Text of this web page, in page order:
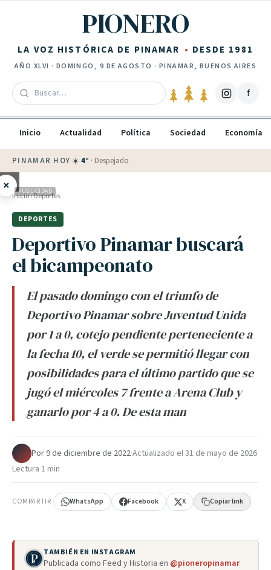
PIONERO
LA VOZ HISTÓRICA DE PINAMAR DESDE 1981
AÑO XLVI · DOMINGO, 9 DE AGOSTO · PINAMAR, BUENOS AIRES
f
Inicio Actualidad Política Sociedad Economía
PINAMAR HOY·💵 Dólar blue$1525
× PUBLICIDAD
Inicio›Deportes
DEPORTES
Deportivo Pinamar buscará
el bicampeonato
El pasado domingo con el triunfo de
Deportivo Pinamar sobre Juventud Unida
por 1 a 0, cotejo pendiente perteneciente a
la fecha 10, el verde se permitió llegar con
posibilidades para el último partido que se
jugó el miércoles 7 frente a Arena Club y
ganarlo por 4 a 0. De esta man
Por·9 de diciembre de 2022·Actualizado el31 de mayo de 2026·
Lectura 1 min
COMPARTIR WhatsApp Facebook X Copiar link
TAMBIÉN EN INSTAGRAM
Publicada como Feed y Historia en @pioneropinamar